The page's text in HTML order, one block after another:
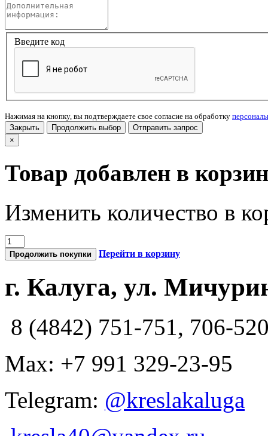
Введите код
Нажимая на кнопку, вы подтверждаете свое согласие на обработку
Закрыть
Продолжить выбор
Отправить запрос
×
Товар добавлен в
Изменить количество в
Продолжить покупки Перейти в корзину
г. Калуга, ул.
8 (4842) 751-751, 706-
Max: +7 991 329-23-95
Telegram: @kreslakaluga